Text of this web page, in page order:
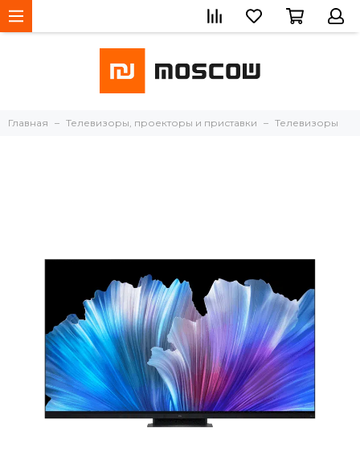
Главная Телевизоры, проекторы и приставки Телевизоры